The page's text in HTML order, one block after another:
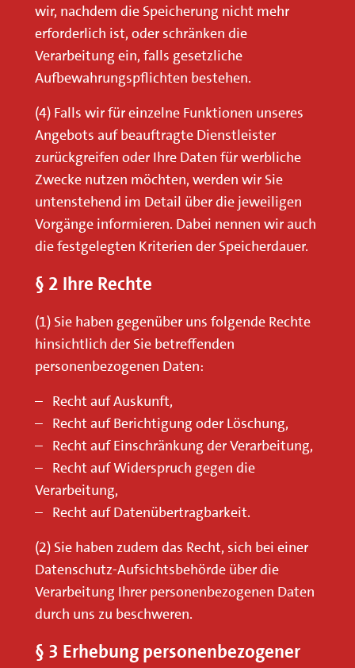
wir, nachdem die Speicherung nicht mehr
erforderlich ist, oder schränken die
Verarbeitung ein, falls gesetzliche
Aufbewahrungspflichten bestehen.
(4) Falls wir für einzelne Funktionen unseres
Angebots auf beauftragte Dienstleister
zurückgreifen oder Ihre Daten für werbliche
Zwecke nutzen möchten, werden wir Sie
untenstehend im Detail über die jeweiligen
Vorgänge informieren. Dabei nennen wir auch
die festgelegten Kriterien der Speicherdauer.
§ 2 Ihre Rechte
(1) Sie haben gegenüber uns folgende Rechte
hinsichtlich der Sie betreffenden
personenbezogenen Daten:
– Recht auf Auskunft,
– Recht auf Berichtigung oder Löschung,
– Recht auf Einschränkung der Verarbeitung,
– Recht auf Widerspruch gegen die
Verarbeitung,
– Recht auf Datenübertragbarkeit.
(2) Sie haben zudem das Recht, sich bei einer
Datenschutz-Aufsichtsbehörde über die
Verarbeitung Ihrer personenbezogenen Daten
durch uns zu beschweren.
§ 3 Erhebung personenbezogener